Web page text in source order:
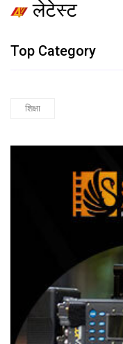
लेटेस्ट
Top Category
शिक्षा